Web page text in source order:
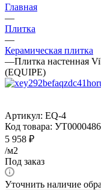
Главная
—
Плитка
—
Керамическая плитка
—Плитка настенная
(EQUIPE)
Артикул: EQ-4
Код товара:
5 958 ₽
/м2
Под заказ
Уточнить наличие